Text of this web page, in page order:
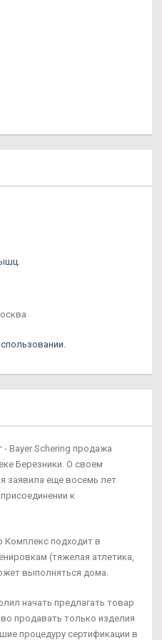
- Bayer Schering продажа
Березники. О своем
заявила еще восемь лет
к
Комплекс подходит в
(тяжелая атлетика,
выполняться дома.
начать предлагать товар
продавать только изделия
процедуру сертификации в